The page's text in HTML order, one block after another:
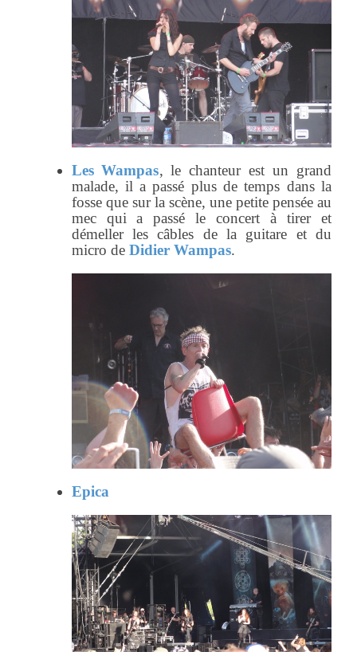
Les Wampas, le chanteur est un grand
malade, il a passé plus de temps dans la
fosse que sur la scène, une petite pensée au
mec qui a passé le concert à tirer et
démeller les câbles de la guitare et du
micro de Didier Wampas.
Epica